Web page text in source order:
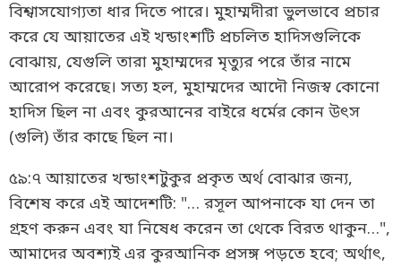
বিশ্বাসযোগ্যতা ধার দিতে পারে। মুহাম্মদীরা ভুলভাবে প্রচার
করে যে আয়াতের এই খন্ডাংশটি প্রচলিত হাদিসগুলিকে
বোঝায়, যেগুলি তারা মুহাম্মদের মৃত্যুর পরে তাঁর নামে
আরোপ করেছে। সত্য হল, মুহাম্মদের আদৌ নিজস্ব কোনো
হাদিস ছিল না এবং কুরআনের বাইরে ধর্মের কোন উৎস
(গুলি) তাঁর কাছে ছিল না।
৫৯:৭ আয়াতের খন্ডাংশটুকুর প্রকৃত অর্থ বোঝার জন্য,
বিশেষ করে এই আদেশটি: "… রসূল আপনাকে যা দেন তা
গ্রহণ করুন এবং যা নিষেধ করেন তা থেকে বিরত থাকুন…",
আমাদের অবশ্যই এর কুরআনিক প্রসঙ্গ পড়তে হবে; অর্থাৎ,